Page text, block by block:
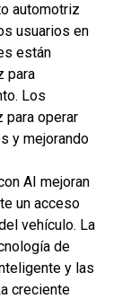
automotriz
usuarios en
están
para
Los
para operar
y mejorando
AI mejoran
un acceso
vehículo. La
de
y las
creciente